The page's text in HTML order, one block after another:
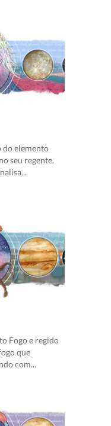
do elemento
seu regente.
Fogo e regido
que
com...